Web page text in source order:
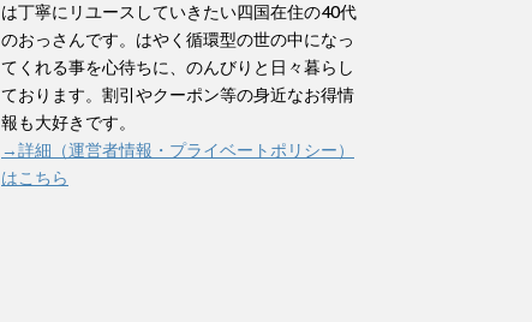
は丁寧にリユースしていきたい四国在住の40代
のおっさんです。はやく循環型の世の中になっ
てくれる事を心待ちに、のんびりと日々暮らし
ております。割引やクーポン等の身近なお得情
報も大好きです。
→詳細（運営者情報・プライベートポリシー）
はこちら